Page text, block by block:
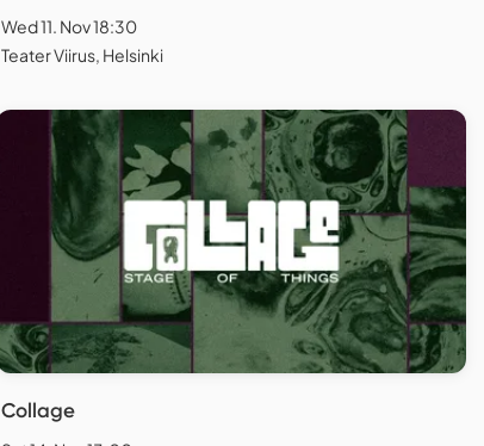
Wed 11. Nov 18:30
Teater Viirus, Helsinki
Collage